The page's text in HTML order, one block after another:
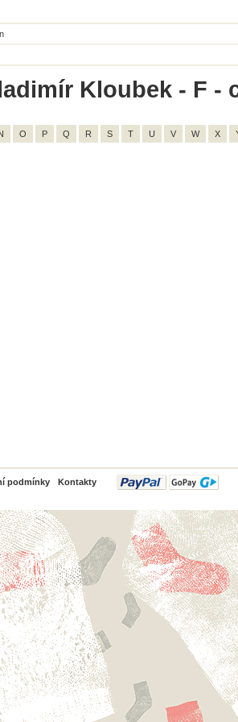
Kloubek - F -
O P Q R S T U V W X
podmínky Kontakty